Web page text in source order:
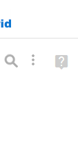
BúsquedaAyuda
(en